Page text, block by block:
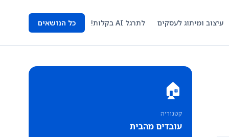
עיצוב ומיתוג לעסקים לתרגל AI בקלות! כל הנושאים
🏠
קטגוריה
עובדים מהבית